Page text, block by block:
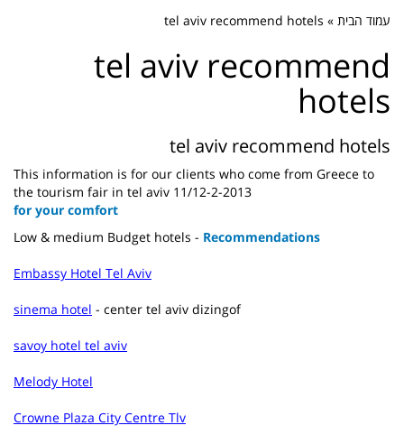
עמוד הבית » tel aviv recommend hotels
tel aviv recommend
hotels
tel aviv recommend hotels
This information is for our clients who come from Greece to
the tourism fair in tel aviv 11/12-2-2013
for your comfort
Low & medium Budget hotels - Recommendations
Embassy Hotel Tel Aviv
sinema hotel - center tel aviv dizingof
savoy hotel tel aviv
Melody Hotel
Crowne Plaza City Centre Tlv